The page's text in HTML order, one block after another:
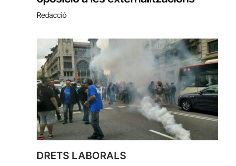
Redacció
DRETS LABORALS